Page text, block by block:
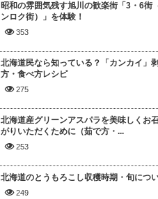
昭和の雰囲気残す旭川の歓楽街「3・6街
ンロク街）」を体験！
353
北海道民なら知っている？「カンカイ」
方・食べ方レシピ
275
北海道産グリーンアスパラを美味しくお
がりいただくために（茹で方・...
253
北海道のとうもろこし収穫時期・旬につ
249